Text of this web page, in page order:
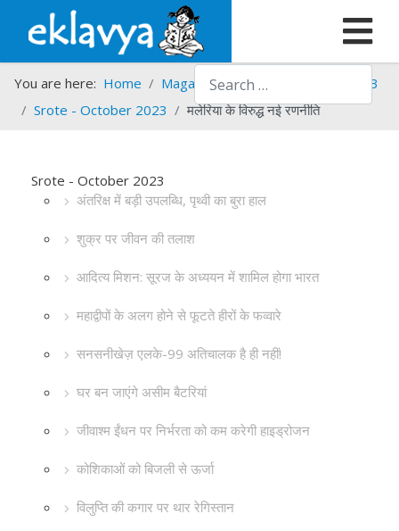
Search
You are here: Home Magazines Srote
Srote - 2023
Srote - October 2023
मलेरिया के विरुद्ध नई रणनीति
Srote - October 2023
अंतरिक्ष में बड़ी उपलब्धि, पृथ्वी का बुरा हाल
शुक्र पर जीवन की तलाश
आदित्य मिशन: सूरज के अध्ययन में शामिल होगा भारत
महाद्वीपों के अलग होने से फूटते हीरों के फव्वारे
सनसनीखेज़ एलके-99 अतिचालक है ही नहीं!
घर बन जाएंगे असीम बैटरियां
जीवाश्म ईंधन पर निर्भरता को कम करेगी हाइड्रोजन
कोशिकाओं को बिजली से ऊर्जा
विलुप्ति की कगार पर थार रेगिस्तान